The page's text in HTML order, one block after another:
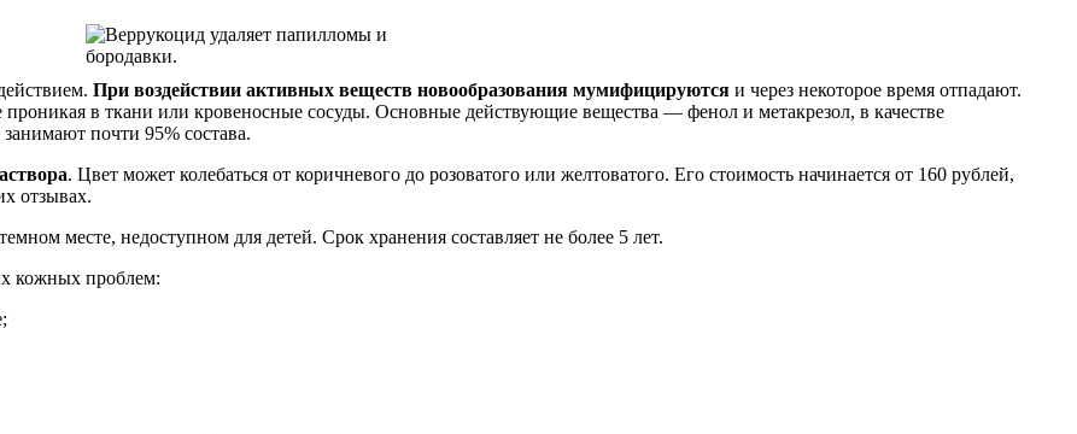
При воздействии активных веществ новообразования мумифицируются и через некоторое время отпадают.
проникая в ткани или кровеносные сосуды. Основные действующие вещества — фенол и метакрезол, в качестве
почти 95% состава.
. Цвет может колебаться от коричневого до розоватого или желтоватого. Его стоимость начинается от 160 рублей,
отзывах.
месте, недоступном для детей. Срок хранения составляет не более 5 лет.
кожных проблем: